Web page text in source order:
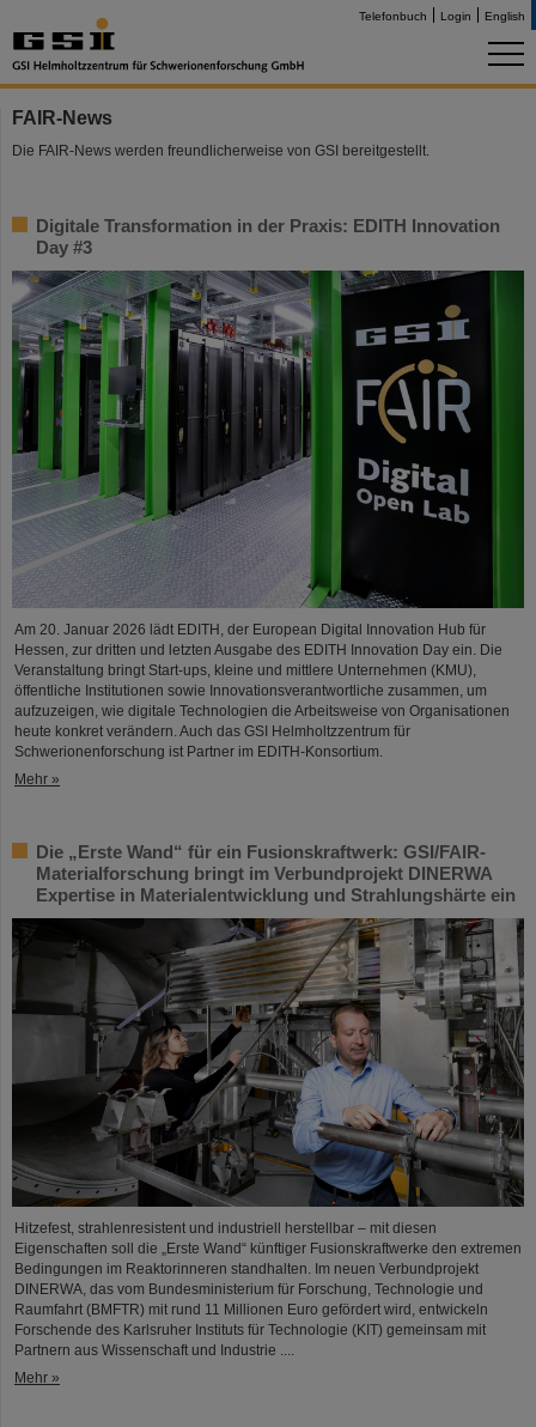
Telefonbuch Login English
FAIR-News
Die FAIR-News werden freundlicherweise von GSI bereitgestellt.
Digitale Transformation in der Praxis: EDITH Innovation
Day #3
Am 20. Januar 2026 lädt EDITH, der European Digital Innovation Hub für
Hessen, zur dritten und letzten Ausgabe des EDITH Innovation Day ein. Die
Veranstaltung bringt Start-ups, kleine und mittlere Unternehmen (KMU),
öffentliche Institutionen sowie Innovationsverantwortliche zusammen, um
aufzuzeigen, wie digitale Technologien die Arbeitsweise von Organisationen
heute konkret verändern. Auch das GSI Helmholtzzentrum für
Schwerionenforschung ist Partner im EDITH-Konsortium.
Mehr »
Die „Erste Wand“ für ein Fusionskraftwerk: GSI/FAIR-
Materialforschung bringt im Verbundprojekt DINERWA
Expertise in Materialentwicklung und Strahlungshärte ein
Hitzefest, strahlenresistent und industriell herstellbar – mit diesen
Eigenschaften soll die „Erste Wand“ künftiger Fusionskraftwerke den extremen
Bedingungen im Reaktorinneren standhalten. Im neuen Verbundprojekt
DINERWA, das vom Bundesministerium für Forschung, Technologie und
Raumfahrt (BMFTR) mit rund 11 Millionen Euro gefördert wird, entwickeln
Forschende des Karlsruher Instituts für Technologie (KIT) gemeinsam mit
Partnern aus Wissenschaft und Industrie ....
Mehr »